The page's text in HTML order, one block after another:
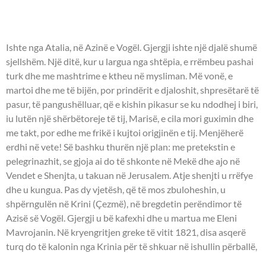
Ishte nga Atalia, në Azinë e Vogël. Gjergji ishte një djalë shumë
sjellshëm. Një ditë, kur u largua nga shtëpia, e rrëmbeu pashai
turk dhe me mashtrime e ktheu në mysliman. Më vonë, e
martoi dhe me të bijën, por prindërit e djaloshit, shpresëtarë të
pasur, të pangushëlluar, që e kishin pikasur se ku ndodhej i biri,
iu lutën një shërbëtoreje të tij, Marisë, e cila mori guximin dhe
me takt, por edhe me frikë i kujtoi origjinën e tij. Menjëherë
erdhi në vete! Së bashku thurën një plan: me pretekstin e
pelegrinazhit, se gjoja ai do të shkonte në Mekë dhe ajo në
Vendet e Shenjta, u takuan në Jerusalem. Atje shenjti u rrëfye
dhe u kungua. Pas dy vjetësh, që të mos zbuloheshin, u
shpërngulën në Krini (Çezmë), në bregdetin perëndimor të
Azisë së Vogël. Gjergji u bë kafexhi dhe u martua me Eleni
Mavrojanin. Në kryengritjen greke të vitit 1821, disa asqerë
turq do të kalonin nga Krinia për të shkuar në ishullin përballë,